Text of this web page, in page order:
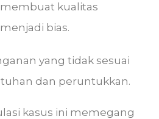
kualitas
bias.
yang tidak sesuai
dan peruntukkan.
kasus ini memegang